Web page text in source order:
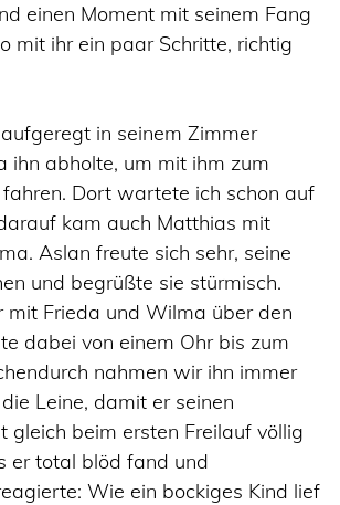
einen Moment mit seinem Fang
mit ihr ein paar Schritte, richtig
in seinem Zimmer
ihn abholte, um mit ihm zum
Dort wartete ich schon auf
kam auch Matthias mit
Aslan freute sich sehr, seine
und begrüßte sie stürmisch.
mit Frieda und Wilma über den
dabei von einem Ohr bis zum
nahmen wir ihn immer
Leine, damit er seinen
gleich beim ersten Freilauf völlig
er total blöd fand und
Wie ein bockiges Kind lief